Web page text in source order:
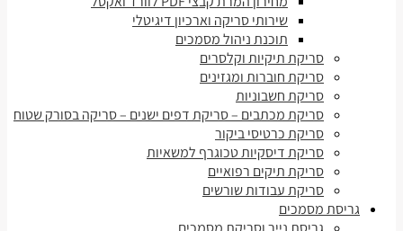
שירותי סריקה וארכיון דיגיטלי
תוכנת ניהול מסמכים
סריקת תיקיות וקלסרים
סריקת חוברות ומגזינים
סריקת חשבוניות
סריקת מכתבים – סריקת דפים ישנים – סריקה בסורק שטוח
סריקת כרטיסי ביקור
סריקת דיסקיות טכוגרף למשאיות
סריקת תיקים רפואיים
סריקת עבודות שורשים
גריסת מסמכים